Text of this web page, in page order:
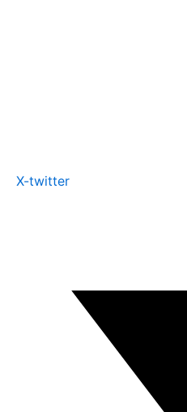
X-twitter